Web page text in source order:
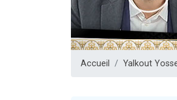
Accueil Yalkout